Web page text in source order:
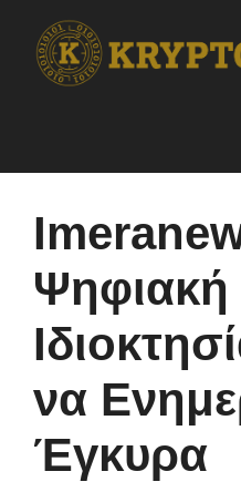
content
Ψηφιακή
να
Έγκυρα